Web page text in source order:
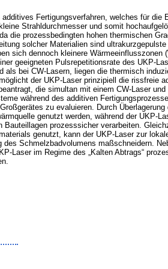
Fertigungsverfahren, welches für die
Strahldurchmesser und somit
prozessbedingten hohen thermischen
solcher Materialien sind
sich dennoch kleinere Wärmeeinflusszonen
geeigneten Pulsrepetitionsrate des UKP-
bei CW-Lasern, liegen die thermisch
der UKP-Laser prinzipiell die rissfreie
die simultan mit einem CW-Laser
während des additiven
zu evaluieren. Durch
genutzt werden, während der UKP-
prozesssicher verarbeiten.
genutzt, kann der UKP-Laser zur
Schmelzbadvolumens maßschneidern.
Laser im Regime des „Kalten Abtrags“